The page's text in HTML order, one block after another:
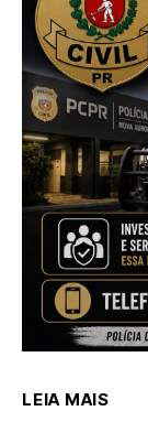
LEIA MAIS